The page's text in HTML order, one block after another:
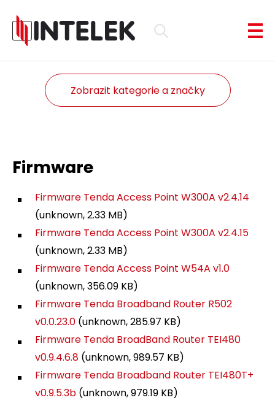
Zobrazit kategorie a značky
Firmware
Firmware Tenda Access Point W300A v2.4.14
(unknown, 2.33 MB)
Firmware Tenda Access Point W300A v2.4.15
(unknown, 2.33 MB)
Firmware Tenda Access Point W54A v1.0
(unknown, 356.09 KB)
Firmware Tenda Broadband Router R502
v0.0.23.0 (unknown, 285.97 KB)
Firmware Tenda BroadBand Router TEI480
v0.9.4.6.8 (unknown, 989.57 KB)
Firmware Tenda Broadband Router TEI480T+
v0.9.5.3b (unknown, 979.19 KB)